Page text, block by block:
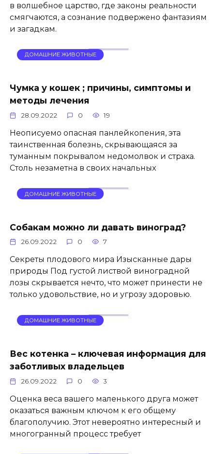
в волшебное царство, где законы реальности
смягчаются, а сознание подвержено фантазиям
и загадкам.
ДОМАШНИЕ ЖИВОТНЫЕ
Чумка у кошек ; причины, симптомы и
методы лечения
28.09.2022 0 19
Неописуемо опасная панлейкопения, эта
таинственная болезнь, скрывающаяся за
туманным покрывалом недомолвок и страха.
Столь незаметна в своих начальных
ДОМАШНИЕ ЖИВОТНЫЕ
Собакам можно ли давать виноград?
26.09.2022 0 7
Секреты плодового мира Изысканные дары
природы Под густой листвой виноградной
лозы скрывается нечто, что может принести не
только удовольствие, но и угрозу здоровью.
ДОМАШНИЕ ЖИВОТНЫЕ
Вес котенка – ключевая информация для
заботливых владельцев
26.09.2022 0 3
Оценка веса вашего маленького друга может
оказаться важным ключом к его общему
благополучию. Этот невероятно интересный и
многогранный процесс требует